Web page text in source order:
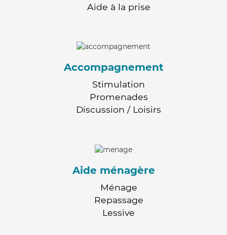
Aide à la prise
Accompagnement
Stimulation
Promenades
Discussion / Loisirs
Aide ménagère
Ménage
Repassage
Lessive